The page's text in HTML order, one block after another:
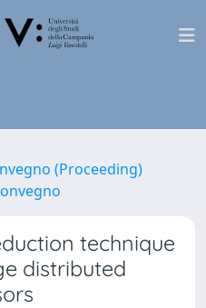
(Proceeding)
technique
distributed